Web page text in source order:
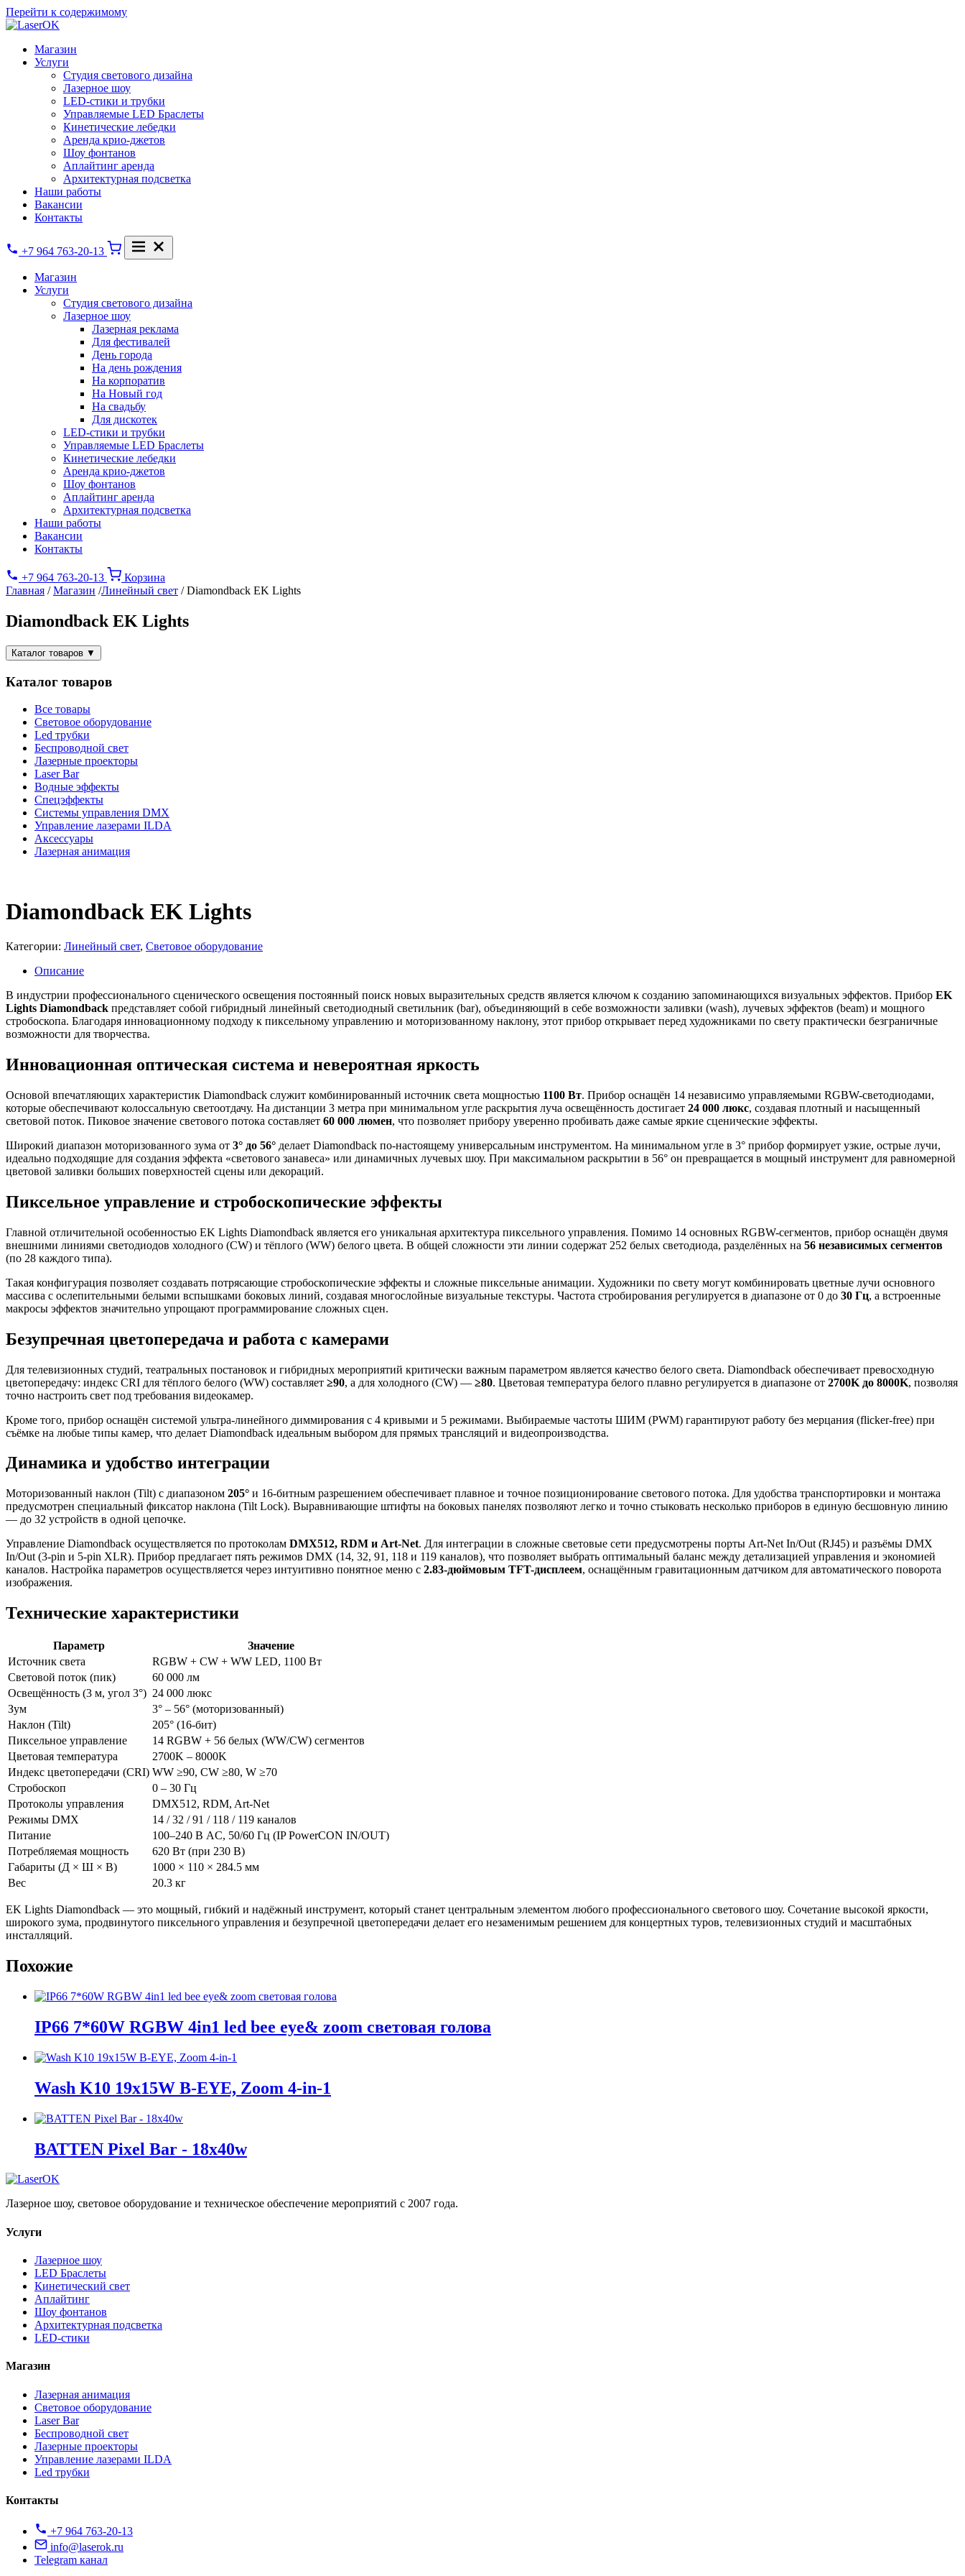
Перейти к содержимому
Магазин
Услуги
Студия светового дизайна
Лазерное шоу
LED-стики и трубки
Управляемые LED Браслеты
Кинетические лебедки
Аренда крио-джетов
Шоу фонтанов
Аплайтинг аренда
Архитектурная подсветка
Наши работы
Вакансии
Контакты
+7 964 763-20-13
Магазин
Услуги
Студия светового дизайна
Лазерное шоу
Лазерная реклама
Для фестивалей
День города
На день рождения
На корпоратив
На Новый год
На свадьбу
Для дискотек
LED-стики и трубки
Управляемые LED Браслеты
Кинетические лебедки
Аренда крио-джетов
Шоу фонтанов
Аплайтинг аренда
Архитектурная подсветка
Наши работы
Вакансии
Контакты
+7 964 763-20-13
Корзина
Главная / Магазин /Линейный свет / Diamondback EK Lights
Diamondback EK Lights
Каталог товаров ▼
Каталог товаров
Все товары
Световое оборудование
Led трубки
Беспроводной свет
Лазерные проекторы
Laser Bar
Водные эффекты
Спецэффекты
Системы управления DMX
Управление лазерами ILDA
Аксессуары
Лазерная анимация
Diamondback EK Lights
Категории: Линейный свет, Световое оборудование
Описание
В индустрии профессионального сценического освещения постоянный поиск новых выразительных средств является ключом к созданию запоминающихся визуальных эффектов. Прибор EK
Lights Diamondback представляет собой гибридный линейный светодиодный светильник (bar), объединяющий в себе возможности заливки (wash), лучевых эффектов (beam) и мощного
стробоскопа. Благодаря инновационному подходу к пиксельному управлению и моторизованному наклону, этот прибор открывает перед художниками по свету практически безграничные
возможности для творчества.
Инновационная оптическая система и невероятная яркость
Основой впечатляющих характеристик Diamondback служит комбинированный источник света мощностью 1100 Вт. Прибор оснащён 14 независимо управляемыми RGBW-светодиодами,
которые обеспечивают колоссальную светоотдачу. На дистанции 3 метра при минимальном угле раскрытия луча освещённость достигает 24 000 люкс, создавая плотный и насыщенный
световой поток. Пиковое значение светового потока составляет 60 000 люмен, что позволяет прибору уверенно пробивать даже самые яркие сценические эффекты.
Широкий диапазон моторизованного зума от 3° до 56° делает Diamondback по-настоящему универсальным инструментом. На минимальном угле в 3° прибор формирует узкие, острые лучи,
идеально подходящие для создания эффекта «светового занавеса» или динамичных лучевых шоу. При максимальном раскрытии в 56° он превращается в мощный инструмент для равномерной
цветовой заливки больших поверхностей сцены или декораций.
Пиксельное управление и стробоскопические эффекты
Главной отличительной особенностью EK Lights Diamondback является его уникальная архитектура пиксельного управления. Помимо 14 основных RGBW-сегментов, прибор оснащён двумя
внешними линиями светодиодов холодного (CW) и тёплого (WW) белого цвета. В общей сложности эти линии содержат 252 белых светодиода, разделённых на 56 независимых сегментов
(по 28 каждого типа).
Такая конфигурация позволяет создавать потрясающие стробоскопические эффекты и сложные пиксельные анимации. Художники по свету могут комбинировать цветные лучи основного
массива с ослепительными белыми вспышками боковых линий, создавая многослойные визуальные текстуры. Частота стробирования регулируется в диапазоне от 0 до 30 Гц, а встроенные
макросы эффектов значительно упрощают программирование сложных сцен.
Безупречная цветопередача и работа с камерами
Для телевизионных студий, театральных постановок и гибридных мероприятий критически важным параметром является качество белого света. Diamondback обеспечивает превосходную
цветопередачу: индекс CRI для тёплого белого (WW) составляет ≥90, а для холодного (CW) — ≥80. Цветовая температура белого плавно регулируется в диапазоне от 2700K до 8000K, позволяя
точно настроить свет под требования видеокамер.
Кроме того, прибор оснащён системой ультра-линейного диммирования с 4 кривыми и 5 режимами. Выбираемые частоты ШИМ (PWM) гарантируют работу без мерцания (flicker-free) при
съёмке на любые типы камер, что делает Diamondback идеальным выбором для прямых трансляций и видеопроизводства.
Динамика и удобство интеграции
Моторизованный наклон (Tilt) с диапазоном 205° и 16-битным разрешением обеспечивает плавное и точное позиционирование светового потока. Для удобства транспортировки и монтажа
предусмотрен специальный фиксатор наклона (Tilt Lock). Выравнивающие штифты на боковых панелях позволяют легко и точно стыковать несколько приборов в единую бесшовную линию
— до 32 устройств в одной цепочке.
Управление Diamondback осуществляется по протоколам DMX512, RDM и Art-Net. Для интеграции в сложные световые сети предусмотрены порты Art-Net In/Out (RJ45) и разъёмы DMX
In/Out (3-pin и 5-pin XLR). Прибор предлагает пять режимов DMX (14, 32, 91, 118 и 119 каналов), что позволяет выбрать оптимальный баланс между детализацией управления и экономией
каналов. Настройка параметров осуществляется через интуитивно понятное меню с 2.83-дюймовым TFT-дисплеем, оснащённым гравитационным датчиком для автоматического поворота
изображения.
Технические характеристики
Параметр
Значение
Источник света
RGBW + CW + WW LED, 1100 Вт
Световой поток (пик)
60 000 лм
Освещённость (3 м, угол 3°) 24 000 люкс
Зум
3° – 56° (моторизованный)
Наклон (Tilt)
205° (16-бит)
Пиксельное управление
14 RGBW + 56 белых (WW/CW) сегментов
Цветовая температура
2700K – 8000K
Индекс цветопередачи (CRI) WW ≥90, CW ≥80, W ≥70
Стробоскоп
0 – 30 Гц
Протоколы управления
DMX512, RDM, Art-Net
Режимы DMX
14 / 32 / 91 / 118 / 119 каналов
Питание
100–240 В AC, 50/60 Гц (IP PowerCON IN/OUT)
Потребляемая мощность
620 Вт (при 230 В)
Габариты (Д × Ш × В)
1000 × 110 × 284.5 мм
Вес
20.3 кг
EK Lights Diamondback — это мощный, гибкий и надёжный инструмент, который станет центральным элементом любого профессионального светового шоу. Сочетание высокой яркости,
широкого зума, продвинутого пиксельного управления и безупречной цветопередачи делает его незаменимым решением для концертных туров, телевизионных студий и масштабных
инсталляций.
Похожие
IP66 7*60W RGBW 4in1 led bee eye& zoom световая голова
Wash K10 19x15W B-EYE, Zoom 4-in-1
BATTEN Pixel Bar - 18x40w
Лазерное шоу, световое оборудование и техническое обеспечение мероприятий с 2007 года.
Услуги
Лазерное шоу
LED Браслеты
Кинетический свет
Аплайтинг
Шоу фонтанов
Архитектурная подсветка
LED-стики
Магазин
Лазерная анимация
Световое оборудование
Laser Bar
Беспроводной свет
Лазерные проекторы
Управление лазерами ILDA
Led трубки
Контакты
+7 964 763-20-13
info@laserok.ru
Telegram канал